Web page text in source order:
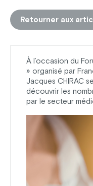
Retourner aux
À l’occasion du
» organisé par
Jacques CHIRAC
découvrir les
par le secteur